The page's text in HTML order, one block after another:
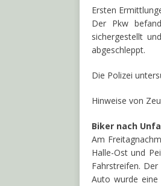
Ersten
Der Pkw
sichergestellt
abgeschleppt.
Die Polizei
Hinweise von
Biker nach
Am
Halle-Ost und
Fahrstreifen.
Auto wurde eine